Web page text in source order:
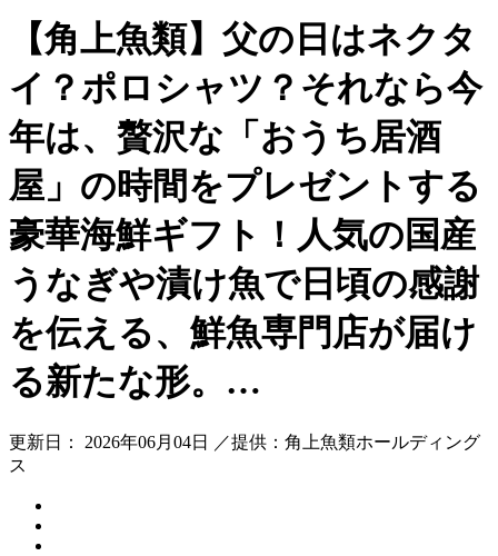
【角上魚類】父の日はネクタ
イ？ポロシャツ？それなら今
年は、贅沢な「おうち居酒
屋」の時間をプレゼントする
豪華海鮮ギフト！人気の国産
うなぎや漬け魚で日頃の感謝
を伝える、鮮魚専門店が届け
る新たな形。…
更新日： 2026年06月04日 ／提供：角上魚類ホールディング
ス